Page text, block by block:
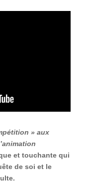
» aux
et touchante qui
de soi et le